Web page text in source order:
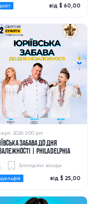
від $ 60,00
2026 2:00 pm
ЗАБАВА ДО ДНЯ
| PHILADELPHIA
Благодійні заходи
від $ 25,00